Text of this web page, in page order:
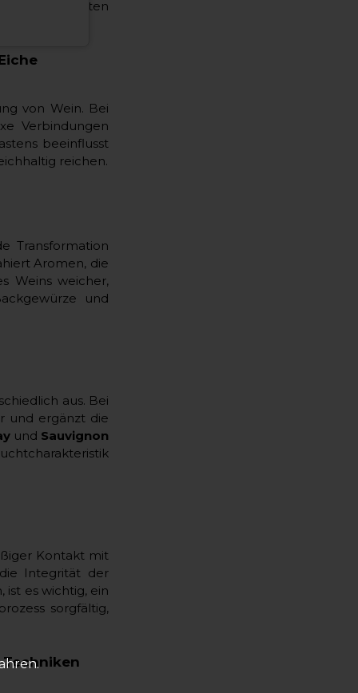
subtilere Noten
von Wein. Bei
Verbindungen
beeinflusst
reichen.
Transformation
Aromen, die
Weins weicher,
und
aus. Bei
und ergänzt die
und Sauvignon
Kontakt mit
Integrität der
ist es wichtig, ein
sorgfältig,